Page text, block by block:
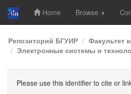
Skip
navigation
Home Browse
Репозиторий БГУИР Факультет
Электронные системы и
Please use this identifier to cite or